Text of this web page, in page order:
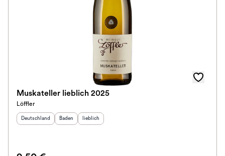
Muskateller lieblich 2025
Löffler
Herkunftsland
Deutschland Herkunftsregion:
Baden Geschmack
lieblich